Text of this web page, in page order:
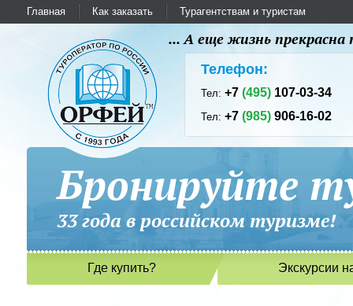
Главная Как заказать Турагентствам и туристам
... А еще жизнь
Телефон:
Тел:+7(495) 107-03-34
Тел:+7(985) 906-16-02
Бронируйте
33 года в российском
Где купить? Экскурсии